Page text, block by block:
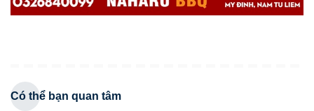
Có thể bạn quan tâm